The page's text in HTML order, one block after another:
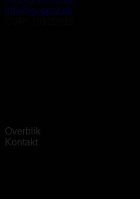
info@geopal.dk
Overblik
Kontakt